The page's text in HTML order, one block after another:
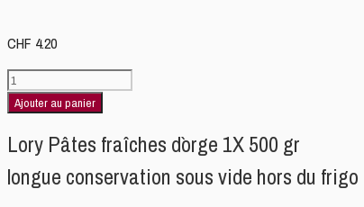
CHF 4.20
quantité
de
Pâtes
fraîches
“Maccheroni”
Ajouter au panier
Lory Pâtes fraîches d`orge 1X 500 gr
longue conservation sous vide hors du frigo